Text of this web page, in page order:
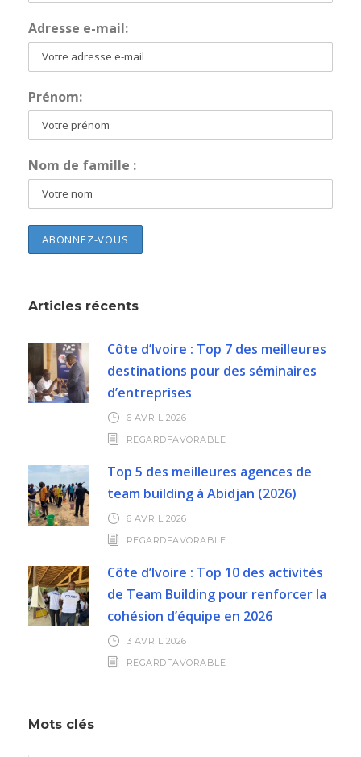
Adresse e-mail:
Prénom:
Nom de famille :
Articles récents
Côte d’Ivoire : Top 7 des meilleures
destinations pour des séminaires
d’entreprises
6 AVRIL 2026
REGARDFAVORABLE
Top 5 des meilleures agences de
team building à Abidjan (2026)
6 AVRIL 2026
REGARDFAVORABLE
Côte d’Ivoire : Top 10 des activités
de Team Building pour renforcer la
cohésion d’équipe en 2026
3 AVRIL 2026
REGARDFAVORABLE
Mots clés